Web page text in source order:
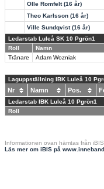
Olle Romfelt (16 år)
Theo Karlsson (16 år)
Ville Sundqvist (16 år)
Ledarstab Luleå SK 10 Pgrön1
Roll
Namn
Tränare
Adam Wozniak
Laguppställning IBK Luleå 10
Nr Namn Pos.
Ledarstab IBK Luleå 10 Pgrön1
Roll
Informationen ovan hämtas från
Läs mer om iBIS på